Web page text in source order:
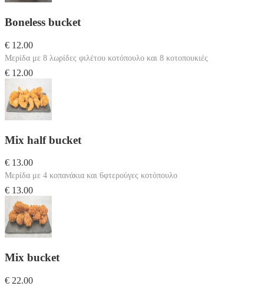
Boneless bucket
€ 12.00
Μερίδα με 8 λωρίδες φιλέτου κοτόπουλο και 8 κοτοπουκιές
€ 12.00
Mix half bucket
€ 13.00
Μερίδα με 4 κοπανάκια και 6φτερούγες κοτόπουλο
€ 13.00
Mix bucket
€ 22.00